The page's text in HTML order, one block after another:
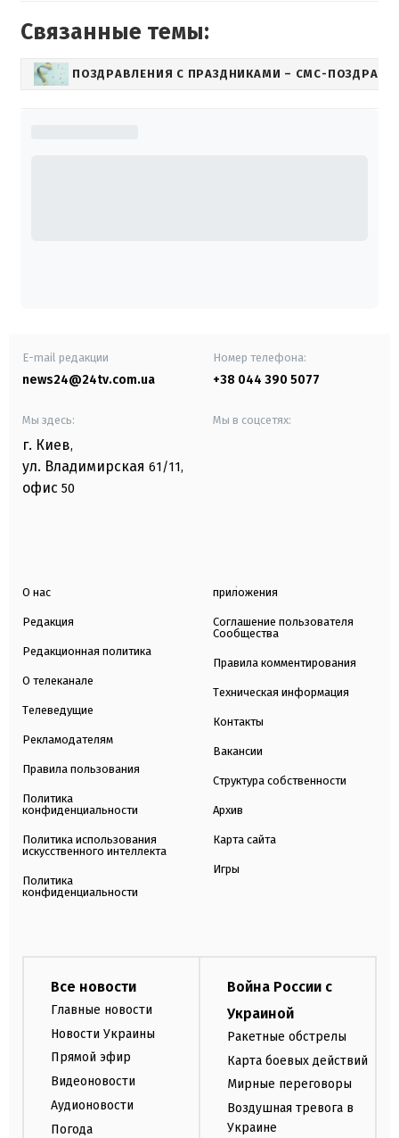
Связанные темы:
ПОЗДРАВЛЕНИЯ С ПРАЗДНИКАМИ – СМС-
E-mail редакции
news24@24tv.com.ua
Номер телефона:
+38 044 390 5077
Мы здесь:
г. Киев,
ул. Владимирская 61/11,
офис 50
Мы в соцсетях:
О нас
Редакция
Редакционная политика
О телеканале
Телеведущие
Рекламодателям
Правила пользования
Политика
конфиденциальности
Политика использования
искусственного интеллекта
Политика
конфиденциальности
приложения
Соглашение пользователя
Сообщества
Правила комментирования
Техническая информация
Контакты
Вакансии
Структура собственности
Архив
Карта сайта
Игры
Все новости
Главные новости
Новости Украины
Прямой эфир
Видеоновости
Аудионовости
Погода
Война России с
Украиной
Ракетные обстрелы
Карта боевых действий
Мирные переговоры
Воздушная тревога в
Украине